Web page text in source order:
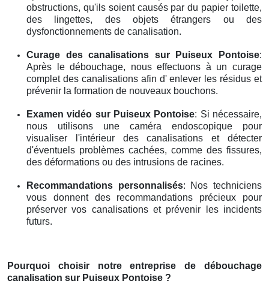
obstructions, qu'ils soient causés par du papier toilette,
des lingettes, des objets étrangers ou des
dysfonctionnements de canalisation.
Curage des canalisations sur Puiseux Pontoise:
Après le débouchage, nous effectuons à un curage
complet des canalisations afin d' enlever les résidus et
prévenir la formation de nouveaux bouchons.
Examen vidéo sur Puiseux Pontoise: Si nécessaire,
nous utilisons une caméra endoscopique pour
visualiser l'intérieur des canalisations et détecter
d'éventuels problèmes cachées, comme des fissures,
des déformations ou des intrusions de racines.
Recommandations personnalisés: Nos techniciens
vous donnent des recommandations précieux pour
préserver vos canalisations et prévenir les incidents
futurs.
Pourquoi choisir notre entreprise de débouchage
canalisation sur Puiseux Pontoise ?